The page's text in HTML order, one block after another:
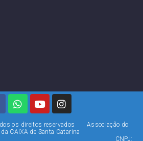
os direitos reservados Associação do
CAIXA de Santa Catarina